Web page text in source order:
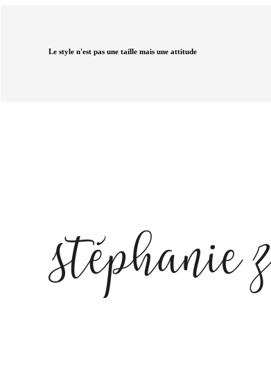
Le style n'est pas une taille mais une attitude